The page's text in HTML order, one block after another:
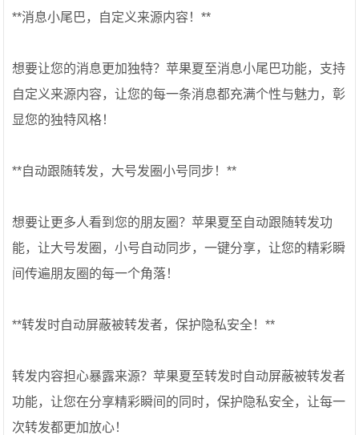
**消息小尾巴，自定义来源内容！**
想要让您的消息更加独特？苹果夏至消息小尾巴功能，支持
自定义来源内容，让您的每一条消息都充满个性与魅力，彰
显您的独特风格！
**自动跟随转发，大号发圈小号同步！**
想要让更多人看到您的朋友圈？苹果夏至自动跟随转发功
能，让大号发圈，小号自动同步，一键分享，让您的精彩瞬
间传遍朋友圈的每一个角落！
**转发时自动屏蔽被转发者，保护隐私安全！**
转发内容担心暴露来源？苹果夏至转发时自动屏蔽被转发者
功能，让您在分享精彩瞬间的同时，保护隐私安全，让每一
次转发都更加放心！